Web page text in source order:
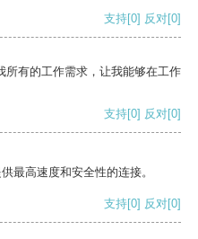
支持[0] 反对[0]
所有的工作需求，让我能够在工作
支持[0] 反对[0]
最高速度和安全性的连接。
支持[0] 反对[0]